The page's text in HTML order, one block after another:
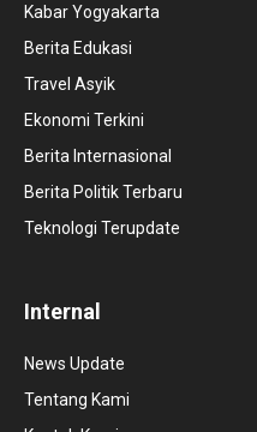
Kabar Yogyakarta
Berita Edukasi
Travel Asyik
Ekonomi Terkini
Berita Internasional
Berita Politik Terbaru
Teknologi Terupdate
Internal
News Update
Tentang Kami